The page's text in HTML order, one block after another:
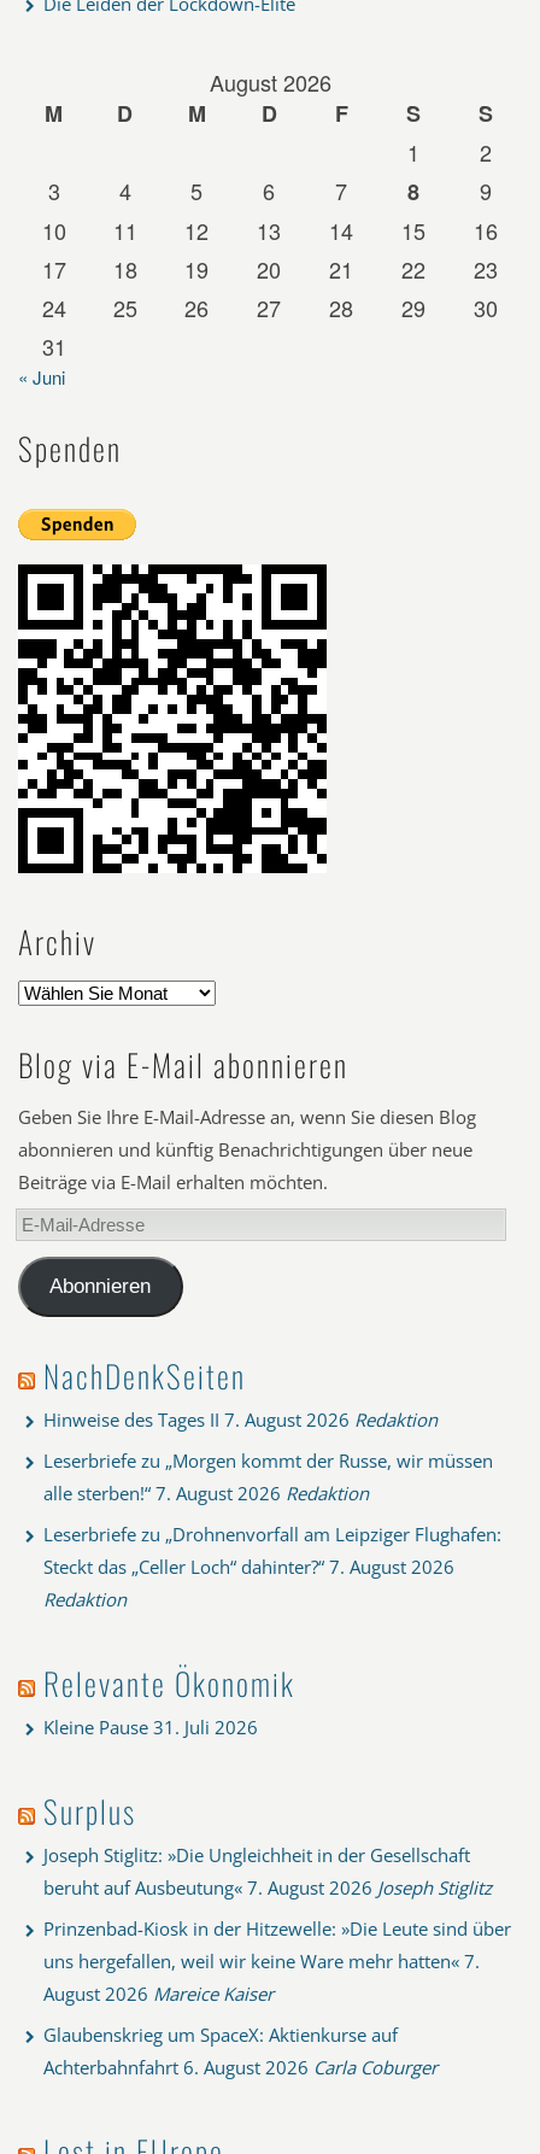
August 2026
M
D M D F S
S
1
2
3
4 5 6 7 8
9
10
11 12 13 14 15
16
17
18 19 20 21 22
23
24
25 26 27 28 29
30
31
« Juni
Spenden
Archiv
Blog via E-Mail abonnieren
Geben Sie Ihre E-Mail-Adresse an, wenn Sie diesen Blog
abonnieren und künftig Benachrichtigungen über neue
Beiträge via E-Mail erhalten möchten.
E-
Mail-
AdresseAbonnieren
NachDenkSeiten
Hinweise des Tages II 7. August 2026 Redaktion
Leserbriefe zu „Morgen kommt der Russe, wir müssen
alle sterben!“ 7. August 2026 Redaktion
Leserbriefe zu „Drohnenvorfall am Leipziger Flughafen:
Steckt das „Celler Loch“ dahinter?“ 7. August 2026
Redaktion
Relevante Ökonomik
Kleine Pause 31. Juli 2026
Surplus
Joseph Stiglitz: »Die Ungleichheit in der Gesellschaft
beruht auf Ausbeutung« 7. August 2026 Joseph Stiglitz
Prinzenbad-Kiosk in der Hitzewelle: »Die Leute sind über
uns hergefallen, weil wir keine Ware mehr hatten« 7.
August 2026 Mareice Kaiser
Glaubenskrieg um SpaceX: Aktienkurse auf
Achterbahnfahrt 6. August 2026 Carla Coburger